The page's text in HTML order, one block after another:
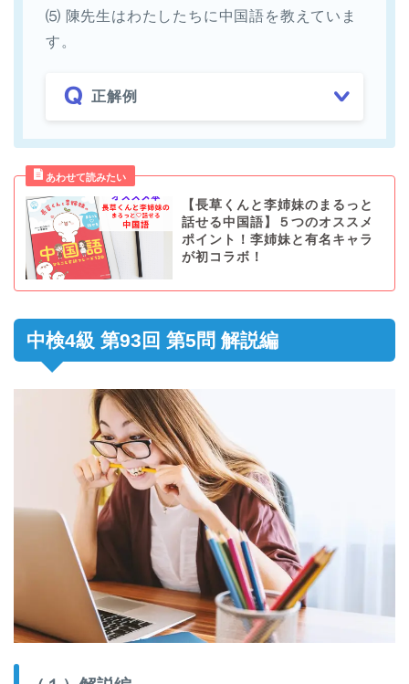
⑸ 陳先生はわたしたちに中国語を教えていま
す。
正解例
【長草くんと李姉妹のまるっと
話せる中国語】５つのオススメ
ポイント！李姉妹と有名キャラ
が初コラボ！
中検4級 第93回 第5問 解説編